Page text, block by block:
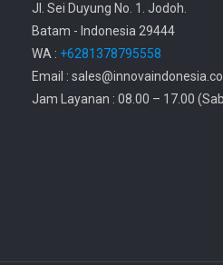
Jl. Sei Duyung No. 1. Jodoh.
Batam - Indonesia 29444
WA : +6281378795558
Email :
Jam Layanan : 08.00 – 17.00